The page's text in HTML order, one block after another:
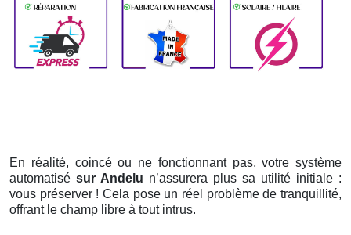
En réalité, coincé ou ne fonctionnant pas, votre système
automatisé sur Andelu n’assurera plus sa utilité initiale :
vous préserver ! Cela pose un réel problème de tranquillité,
offrant le champ libre à tout intrus.